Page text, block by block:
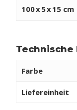
100x5x15 cm
Technische
Farbe
Liefereinheit